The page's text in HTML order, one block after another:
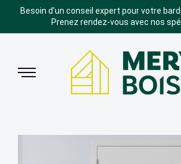
Besoin d’un conseil expert pour votre
Prenez rendez-vous avec nos